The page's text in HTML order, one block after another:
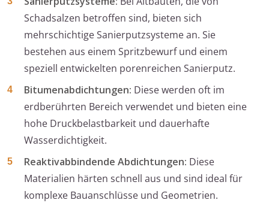
Schadsalzen betroffen sind, bieten sich
mehrschichtige Sanierputzsysteme an. Sie
bestehen aus einem Spritzbewurf und einem
speziell entwickelten porenreichen Sanierputz.
Bitumenabdichtungen: Diese werden oft im
erdberührten Bereich verwendet und bieten eine
hohe Druckbelastbarkeit und dauerhafte
Wasserdichtigkeit.
Reaktivabbindende Abdichtungen: Diese
Materialien härten schnell aus und sind ideal für
komplexe Bauanschlüsse und Geometrien.